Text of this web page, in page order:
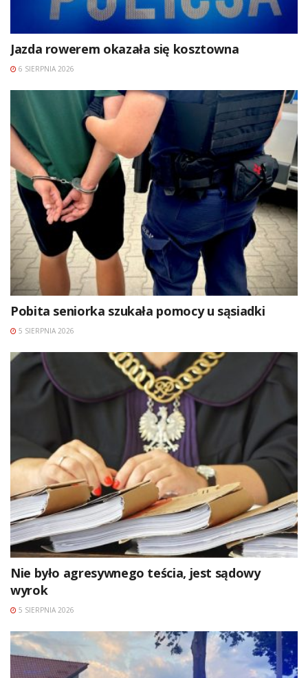
Jazda rowerem okazała się kosztowna
6 SIERPNIA 2026
Pobita seniorka szukała pomocy u sąsiadki
5 SIERPNIA 2026
Nie było agresywnego teścia, jest sądowy
wyrok
5 SIERPNIA 2026